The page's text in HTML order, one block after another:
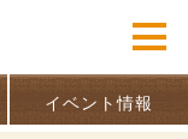
イベント情報